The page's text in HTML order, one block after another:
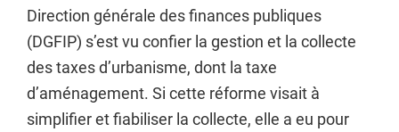
Direction générale des finances publiques
(DGFIP) s’est vu confier la gestion et la collecte
des taxes d’urbanisme, dont la taxe
d’aménagement. Si cette réforme visait à
simplifier et fiabiliser la collecte, elle a eu pour